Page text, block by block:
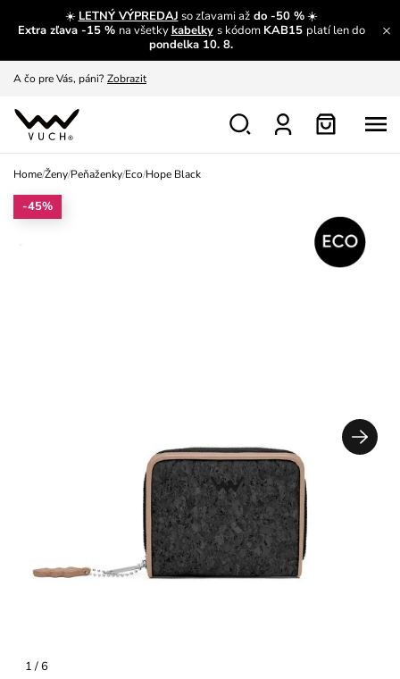
☀️ LETNÝ VÝPREDAJ so zľavami aždo -50 %☀️
Extra zľava -15 % na všetkykabelky s kódom KAB15 platí len do
pondelka 10. 8.
Prečítať viac
A čo pre Vás, páni? Zobrazit
S čím chybu neurobíš?
Nech sa inšpirovať Zobraziť
Home/Ženy/Peňaženky/Eco/Hope Black
1/ 6
-45%